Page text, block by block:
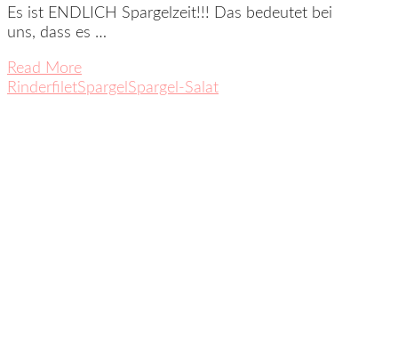
Es ist ENDLICH Spargelzeit!!! Das bedeutet bei
uns, dass es …
Read More
RinderfiletSpargel Spargel-Salat